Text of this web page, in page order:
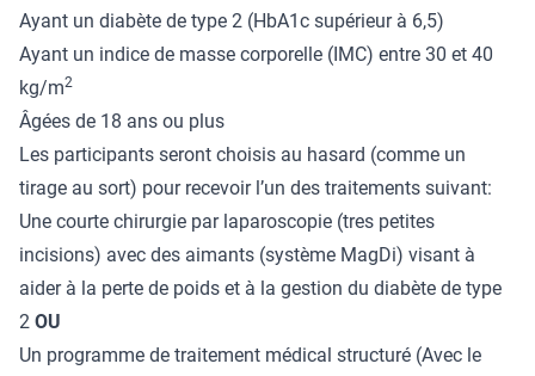
Ayant un diabète de type 2 (HbA1c supérieur à 6,5)
Ayant un indice de masse corporelle (IMC) entre 30 et 40
kg/m2
Âgées de 18 ans ou plus
Les participants seront choisis au hasard (comme un
tirage au sort) pour recevoir l’un des traitements suivant:
Une courte chirurgie par laparoscopie (tres petites
incisions) avec des aimants (système MagDi) visant à
aider à la perte de poids et à la gestion du diabète de type
2 OU
Un programme de traitement médical structuré (Avec le